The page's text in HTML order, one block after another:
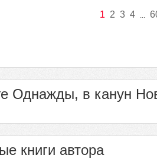
1 2 3 4 ...
Однажды, в канун
книги автора